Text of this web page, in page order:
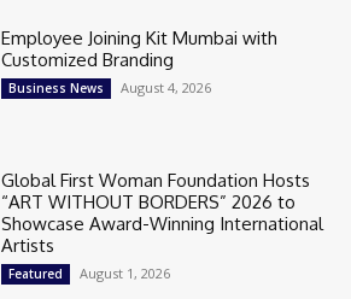
Employee Joining Kit Mumbai with
Customized Branding
Business News August 4, 2026
Global First Woman Foundation Hosts
“ART WITHOUT BORDERS” 2026 to
Showcase Award-Winning International
Artists
Featured August 1, 2026